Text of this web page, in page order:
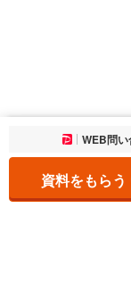
お気に入りに
WEB問
資料をもらう